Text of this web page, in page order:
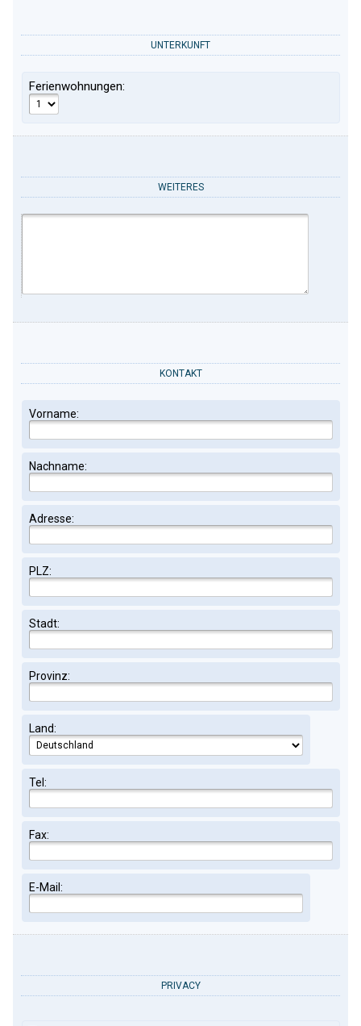
UNTERKUNFT
Ferienwohnungen:
WEITERES
KONTAKT
Vorname:
Nachname:
Adresse:
PLZ:
Stadt:
Provinz:
Land:
Tel:
Fax:
E-Mail:
PRIVACY